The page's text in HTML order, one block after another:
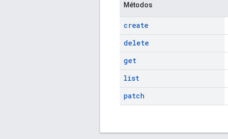
Métodos
create
delete
get
list
patch